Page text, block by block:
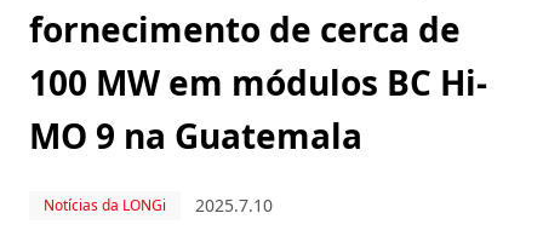
fornecimento de cerca de
100 MW em módulos BC Hi-
MO 9 na Guatemala
Notícias da LONGi 2025.7.10